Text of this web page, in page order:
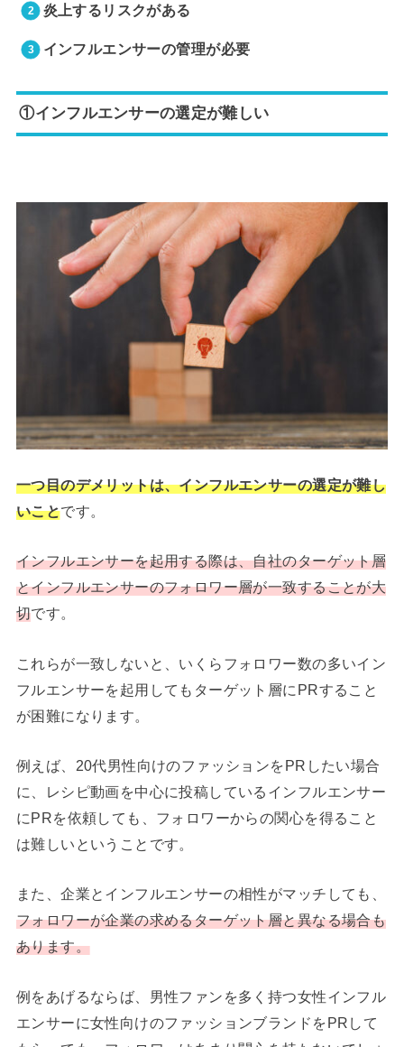
炎上するリスクがある
インフルエンサーの管理が必要
①インフルエンサーの選定が難しい
一つ目のデメリットは、インフルエンサーの選定が難し
いことです。
インフルエンサーを起用する際は、自社のターゲット層
とインフルエンサーのフォロワー層が一致することが大
切です。
これらが一致しないと、いくらフォロワー数の多いイン
フルエンサーを起用してもターゲット層にPRすること
が困難になります。
例えば、20代男性向けのファッションをPRしたい場合
に、レシピ動画を中心に投稿しているインフルエンサー
にPRを依頼しても、フォロワーからの関心を得ること
は難しいということです。
また、企業とインフルエンサーの相性がマッチしても、
フォロワーが企業の求めるターゲット層と異なる場合も
あります。
例をあげるならば、男性ファンを多く持つ女性インフル
エンサーに女性向けのファッションブランドをPRして